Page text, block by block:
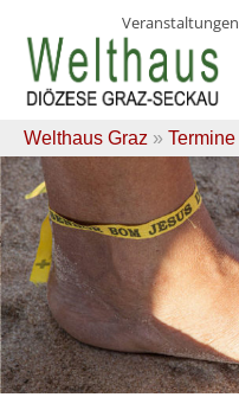
Skip
content
Veranstaltungen
Welthaus Graz » Termine